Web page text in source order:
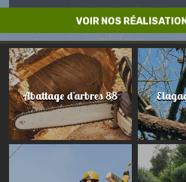
VOIR NOS
Abattage d'arbres 88